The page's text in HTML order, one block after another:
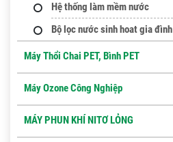
Hệ thống làm mềm nước
Bộ lọc nước sinh hoat gia đình
Máy Thổi Chai PET, Bình PET
Máy Ozone Công Nghiệp
MÁY PHUN KHÍ NITƠ LỎNG